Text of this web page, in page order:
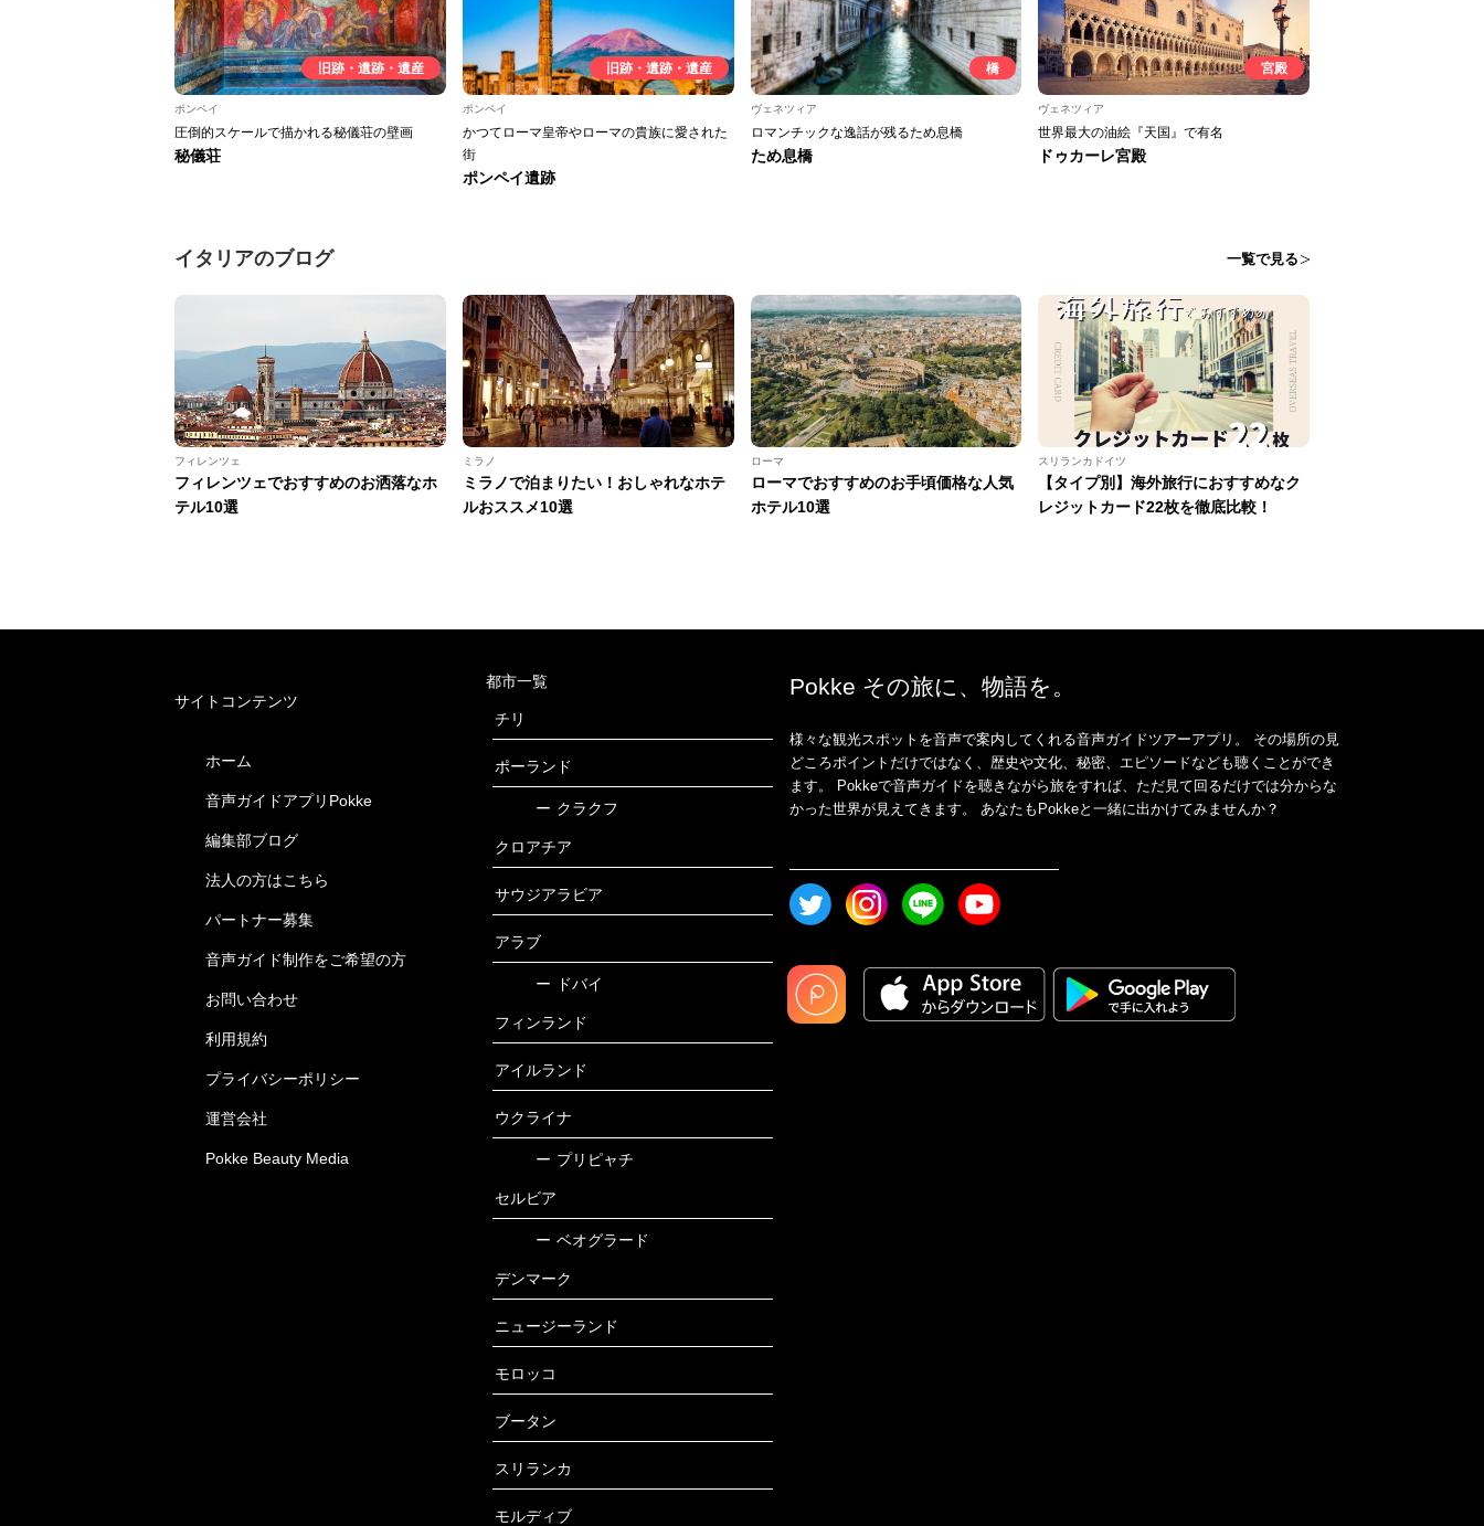
旧跡・遺跡・遺産
ポンペイ
圧倒的スケールで描かれる秘儀荘の壁画
秘儀荘
旧跡・遺跡・遺産
ポンペイ
かつてローマ皇帝やローマの貴族に愛された
街
ポンペイ遺跡
橋
ヴェネツィア
ロマンチックな逸話が残るため息橋
ため息橋
宮殿
ヴェネツィア
世界最大の油絵『天国』で有名
ドゥカーレ宮殿
イタリアのブログ 一覧で見る
フィレンツェ
フィレンツェでおすすめのお洒落なホ
テル10選
ミラノ
ミラノで泊まりたい！おしゃれなホテ
ルおススメ10選
ローマ
ローマでおすすめのお手頃価格な人気
ホテル10選
スリランカドイツ
【タイプ別】海外旅行におすすめなク
レジットカード22枚を徹底比較！
サイトコンテンツ
ホーム
音声ガイドアプリPokke
編集部ブログ
法人の方はこちら
パートナー募集
音声ガイド制作をご希望の方
お問い合わせ
利用規約
プライバシーポリシー
運営会社
Pokke Beauty Media
都市一覧
チリ
ポーランド
ー クラクフ
クロアチア
サウジアラビア
アラブ
ー ドバイ
フィンランド
アイルランド
ウクライナ
ー プリピャチ
セルビア
ー ベオグラード
デンマーク
ニュージーランド
モロッコ
ブータン
スリランカ
モルディブ
Pokke その旅に、物語を。
様々な観光スポットを音声で案内してくれる音声ガイドツアーアプリ。 その場所の見
どころポイントだけではなく、歴史や文化、秘密、エピソードなども聴くことができ
ます。 Pokkeで音声ガイドを聴きながら旅をすれば、ただ見て回るだけでは分からな
かった世界が見えてきます。 あなたもPokkeと一緒に出かけてみませんか？